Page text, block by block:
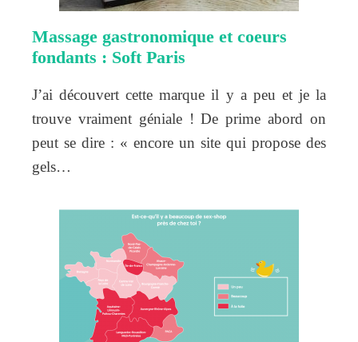
Massage gastronomique et coeurs
fondants : Soft Paris
J’ai découvert cette marque il y a peu et je la
trouve vraiment géniale ! De prime abord on
peut se dire : « encore un site qui propose des
gels…